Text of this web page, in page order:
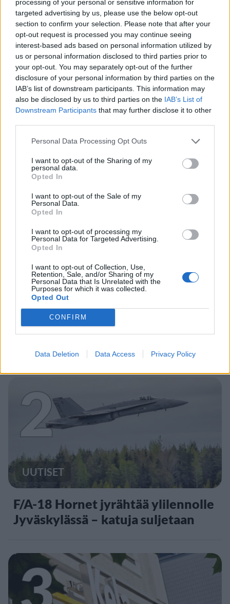
processing of your personal or sensitive information for
targeted advertising by us, please use the below opt-out
section to confirm your selection. Please note that after your
opt-out request is processed you may continue seeing
interest-based ads based on personal information utilized by
us or personal information disclosed to third parties prior to
your opt-out. You may separately opt-out of the further
disclosure of your personal information by third parties on the
IAB’s list of downstream participants. This information may
also be disclosed by us to third parties on the IAB’s List of
Downstream Participants that may further disclose it to other
Personal Data Processing Opt Outs
I want to opt-out of the Sharing of my
personal data.
Opted In
I want to opt-out of the Sale of my
Personal Data.
Opted In
I want to opt-out of processing my
Personal Data for Targeted Advertising.
Opted In
I want to opt-out of Collection, Use,
Retention, Sale, and/or Sharing of my
Personal Data that Is Unrelated with the
Purposes for which it was collected.
Opted Out
CONFIRM
Data Deletion Data Access Privacy Policy
Staran luetuimmat
1
MATKAILU
Maailman eniten matkustaneet
valitsivat suosikkikohteensa –
2
UUTISET
F/A-18 Hornet jyrähtää ylilennolle
Jyväskylässä – katuja suljetaan